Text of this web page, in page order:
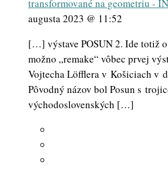
transformované na geometriu -
augusta 2023 @ 11:52
[…] výstave POSUN 2. Ide totiž
možno „remake“ vôbec prvej
Vojtecha Löfflera v Košiciach v
Pôvodný názov bol Posun s
východoslovenských […]